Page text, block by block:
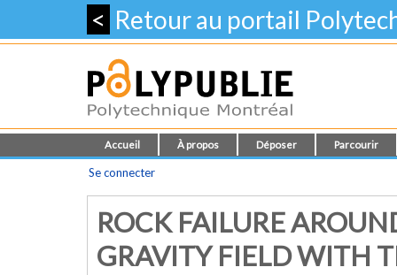
< Retour au portail
Accueil À propos Déposer Parcourir
Se connecter
ROCK FAILURE
GRAVITY FIELD WITH